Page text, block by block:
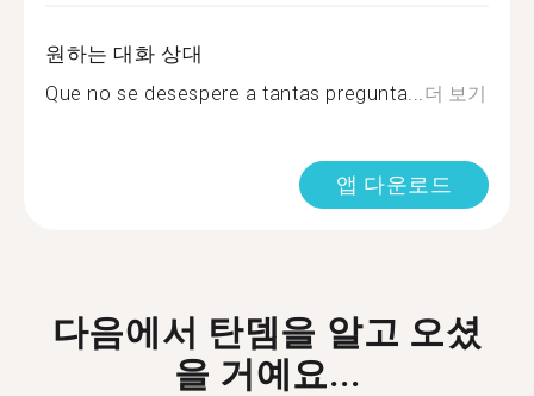
원하는 대화 상대
Que no se desespere a tantas pregunta...더 보기
앱 다운로드
다음에서 탄뎀을 알고 오셨
을 거예요...